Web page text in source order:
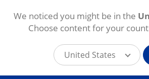
We noticed you might be in the
Choose content for your
United States